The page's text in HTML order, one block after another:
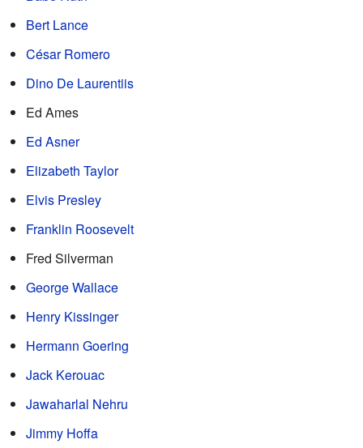
Bert Lance
César Romero
Dino De Laurentiis
Ed Ames
Ed Asner
Elizabeth Taylor
Elvis Presley
Franklin Roosevelt
Fred Silverman
George Wallace
Henry Kissinger
Hermann Goering
Jack Kerouac
Jawaharlal Nehru
Jimmy Hoffa